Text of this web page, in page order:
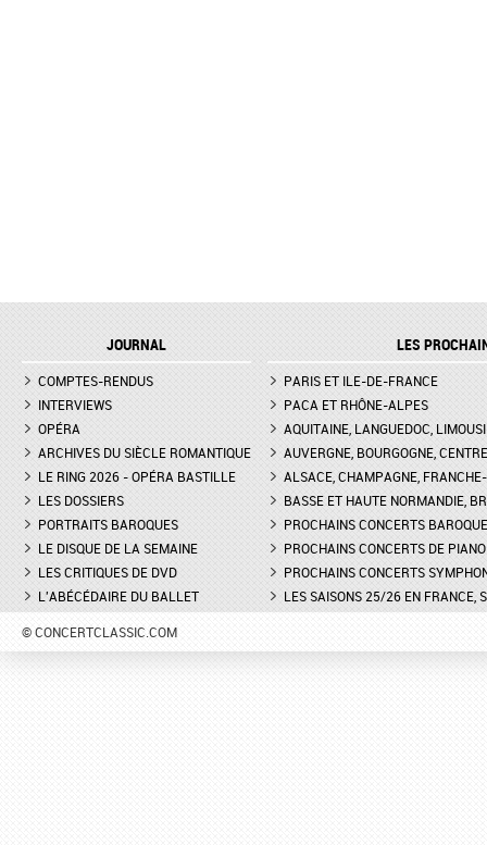
JOURNAL
COMPTES-RENDUS
INTERVIEWS
OPÉRA
ARCHIVES DU SIÈCLE ROMANTIQUE
LE RING 2026 - OPÉRA BASTILLE
LES DOSSIERS
PORTRAITS BAROQUES
LE DISQUE DE LA SEMAINE
LES CRITIQUES DE DVD
L'ABÉCÉDAIRE DU BALLET
LES
PARIS ET ILE-DE-FRANCE
PACA ET RHÔNE-ALPES
AQUITAINE, LANGUEDOC,
AUVERGNE, BOURGOGNE, CENTRE
ALSACE, CHAMPAGNE,
BASSE ET HAUTE NORMANDIE,
PROCHAINS CONCERTS
PROCHAINS CONCERTS DE PIANO
PROCHAINS CONCERTS
LES SAISONS 25/26 EN FRANCE,
© CONCERTCLASSIC.COM